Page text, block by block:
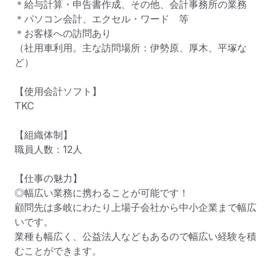
＊給与計算・申告書作成、その他、会計事務所の業務
＊パソコン会計、エクセル・ワード　等
＊お客様への訪問あり
（社用車利用。主な訪問場所：伊勢原、厚木、平塚な
ど）
【使用会計ソフト】
TKC
【組織体制】
職員人数：12人
【仕事の魅力】
◎幅広い業務に携わることが可能です！
顧問先は多岐にわたり上場子会社から中小企業まで幅広
いです。
業種も幅広く、公益法人などもあるので幅広い経験を積
むことができます。